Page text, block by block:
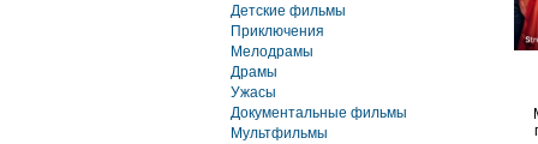
Детские фильмы
Приключения
Мелодрамы
Драмы
Ужасы
Документальные фильмы
Мультфильмы